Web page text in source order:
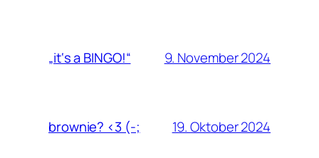
„it‘s a BINGO!“ 9. November 2024
brownie? <3 (-; 19. Oktober 2024